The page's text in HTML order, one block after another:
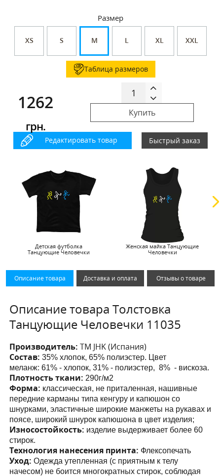
Размер
XS S M L XL XXL
Таблица размеров
1262
грн.
Купить
Редактировать товар Быстрый заказ
Детская футболка
Танцующие Человечки
Женская майка Танцующие
Человечки
Описание товара Доставка и оплата Отзывы о товаре
Описание товара Толстовка
Танцующие Человечки 11035
Производитель:ТМ JHK (Испания)
Состав: 35% хлопок, 65% полиэстер. Цвет
меланж:61% - хлопок, 31% - полиэстер, 8% - вискоза.
Плотность ткани: 290г/м2
Форма: классическая, не приталенная, нашивные
передние карманытипа кенгуру и капюшон со
шнурками, эластичные широкие манжеты на рукавах и
поясе, широкий шнурок капюшона в цвет изделия;
Износостойкость: изделие выдерживает более 60
стирок.
Технология нанесения принта: Флексопечать
Уход: Одежда утепленная (с приятным к телу
начесом) не боится многократных стирок, соблюдая